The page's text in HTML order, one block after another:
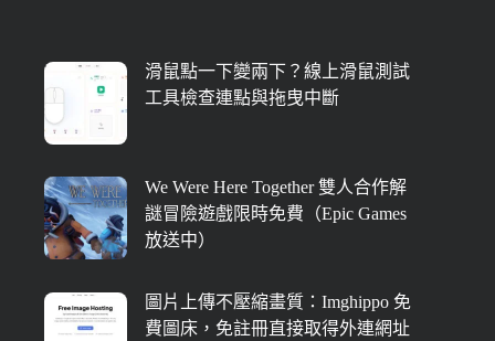
滑鼠點一下變兩下？線上滑鼠測試
工具檢查連點與拖曳中斷
We Were Here Together 雙人合作解
謎冒險遊戲限時免費（Epic Games
放送中）
圖片上傳不壓縮畫質：Imghippo 免
費圖床，免註冊直接取得外連網址